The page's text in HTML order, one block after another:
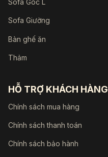
Sofa Góc L
Sofa Giường
Bàn ghế ăn
Thảm
HỖ TRỢ KHÁCH HÀNG
Chính sách mua hàng
Chính sách thanh toán
Chính sách bảo hành